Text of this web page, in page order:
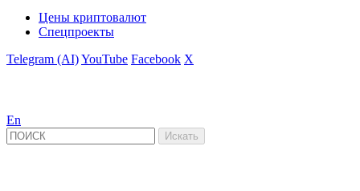
Цены криптовалют
Спецпроекты
Telegram (AI)YouTube Facebook X
En